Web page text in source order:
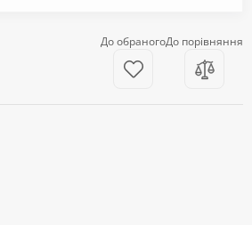
До обраногоДо порівняння